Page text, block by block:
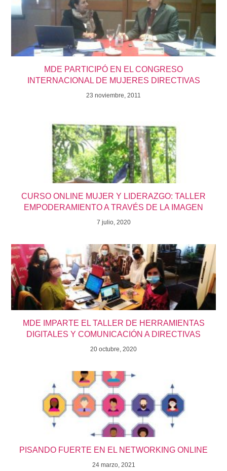
MDE PARTICIPÓ EN EL CONGRESO
INTERNACIONAL DE MUJERES DIRECTIVAS
23 noviembre, 2011
CURSO ONLINE MUJER Y LIDERAZGO: TALLER
EMPODERAMIENTO A TRAVÉS DE LA IMAGEN
7 julio, 2020
MDE IMPARTE EL TALLER DE HERRAMIENTAS
DIGITALES Y COMUNICACIÓN A DIRECTIVAS
20 octubre, 2020
PISANDO FUERTE EN EL NETWORKING ONLINE
24 marzo, 2021